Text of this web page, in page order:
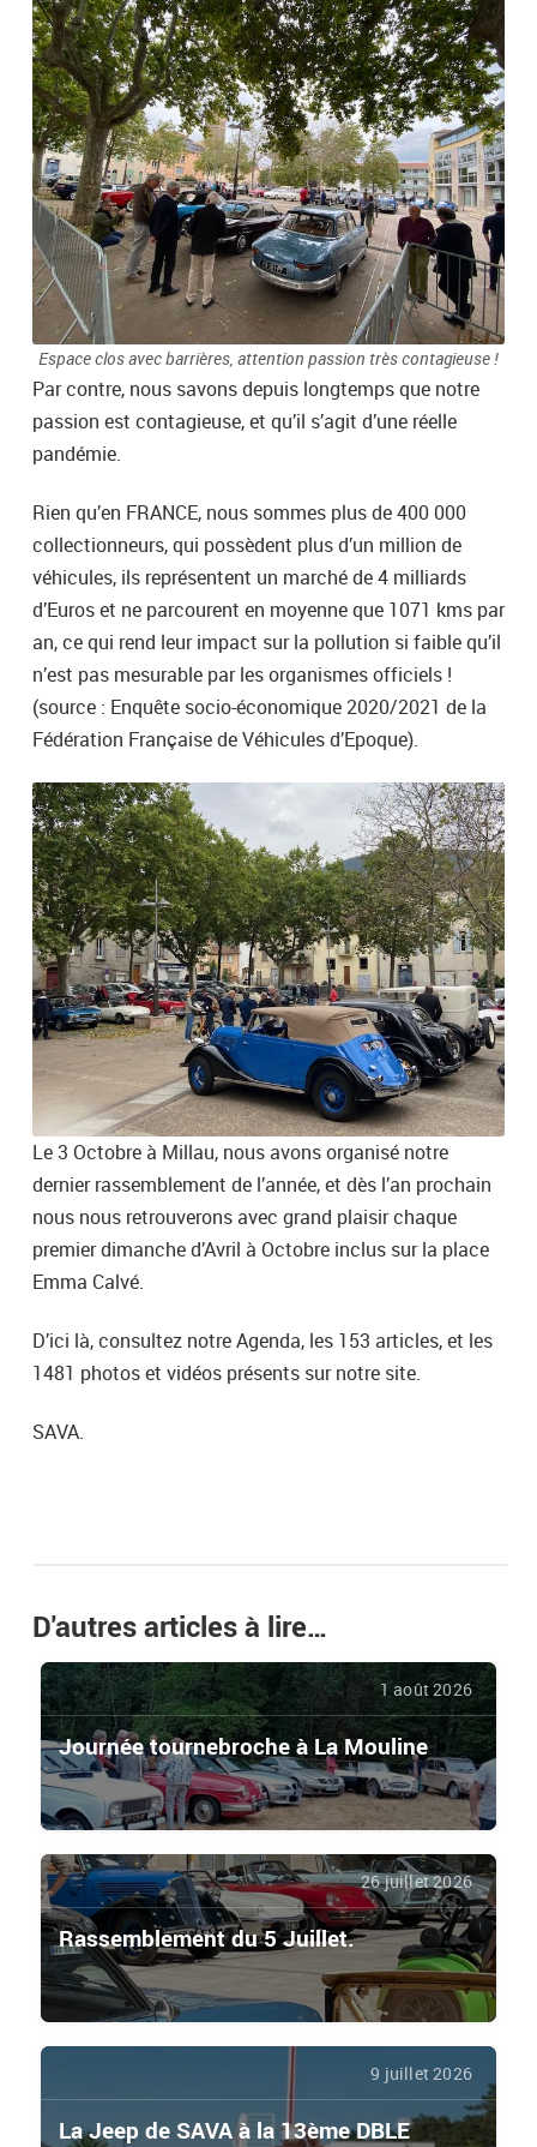
Espace clos avec barrières, attention passion très contagieuse !
Par contre, nous savons depuis longtemps que notre
passion est contagieuse, et qu’il s’agit d’une réelle
pandémie.
Rien qu’en FRANCE, nous sommes plus de 400 000
collectionneurs, qui possèdent plus d’un million de
véhicules, ils représentent un marché de 4 milliards
d’Euros et ne parcourent en moyenne que 1071 kms par
an, ce qui rend leur impact sur la pollution si faible qu’il
n’est pas mesurable par les organismes officiels !
(source : Enquête socio-économique 2020/2021 de la
Fédération Française de Véhicules d’Epoque).
Le 3 Octobre à Millau, nous avons organisé notre
dernier rassemblement de l’année, et dès l’an prochain
nous nous retrouverons avec grand plaisir chaque
premier dimanche d’Avril à Octobre inclus sur la place
Emma Calvé.
D’ici là, consultez notre Agenda, les 153 articles, et les
1481 photos et vidéos présents sur notre site.
SAVA.
D'autres articles à lire…
1 août 2026
Journée tournebroche à La Mouline
26 juillet 2026
Rassemblement du 5 Juillet.
9 juillet 2026
La Jeep de SAVA à la 13ème DBLE